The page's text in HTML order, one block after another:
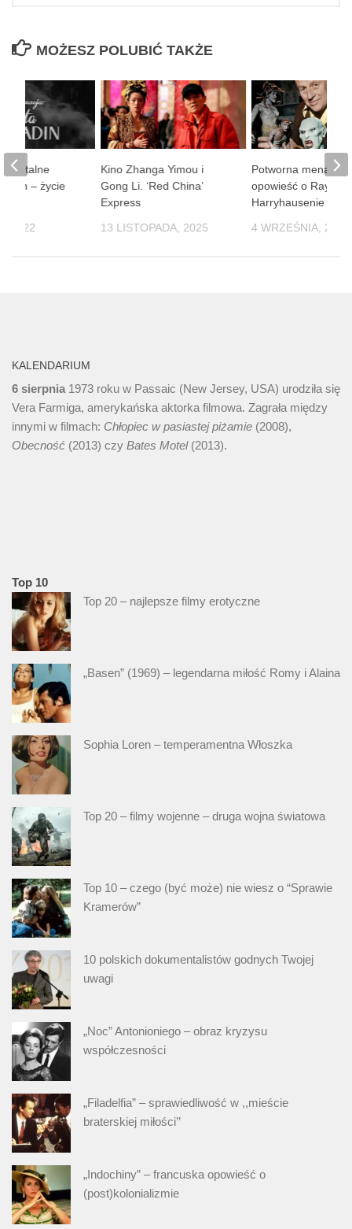
MOŻESZ POLUBIĆ TAKŻE
Kino Zhanga Yimou i
Gong Li. ‘Red China’
Express
13 LISTOPADA, 2025
Potworna
opowieść o Rayu
Harryhausenie
4 WRZEŚNIA, 2024
– życie
2022
KALENDARIUM
6 sierpnia 1973 roku w Passaic (New Jersey, USA) urodziła się
Vera Farmiga, amerykańska aktorka filmowa. Zagrała między
innymi w filmach: Chłopiec w pasiastej piżamie (2008),
Obecność (2013) czy Bates Motel(2013).
Top 10
Top 20 – najlepsze filmy erotyczne
„Basen” (1969) – legendarna miłość Romy i Alaina
Sophia Loren – temperamentna Włoszka
Top 20 – filmy wojenne – druga wojna światowa
Top 10 – czego (być może) nie wiesz o “Sprawie
Kramerów”
10 polskich dokumentalistów godnych Twojej
uwagi
„Noc” Antonioniego – obraz kryzysu
współczesności
„Filadelfia” – sprawiedliwość w ,,mieście
braterskiej miłości’’
„Indochiny” – francuska opowieść o
(post)kolonializmie